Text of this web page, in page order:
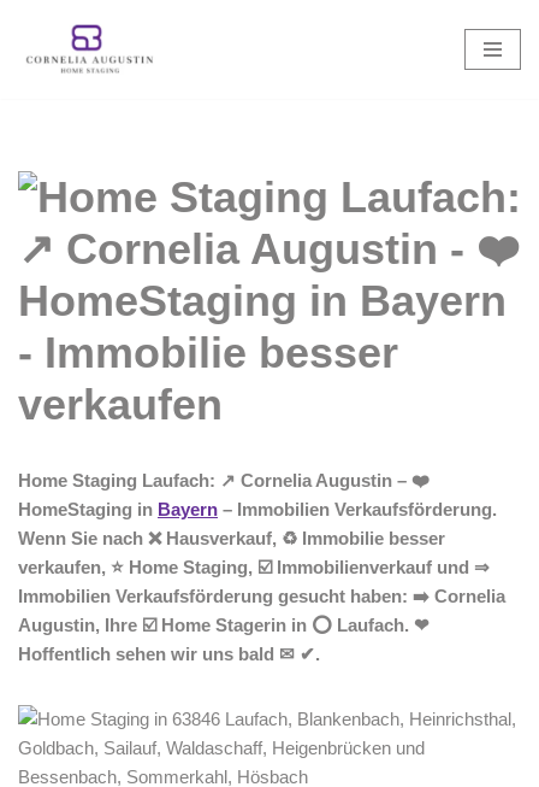
Zum
Home Staging Laufach: ↗️ Cornelia Augustin – ❤️
HomeStaging in Bayern – Immobilien Verkaufsförderung.
Wenn Sie nach ❌ Hausverkauf, ♻ Immobilie besser
verkaufen, ⭐ Home Staging, ☑️ Immobilienverkauf und ⇒
Immobilien Verkaufsförderung gesucht haben: ➡️ Cornelia
Augustin, Ihre ☑️ Home Stagerin in ⭕ Laufach. ❤
Hoffentlich sehen wir uns bald ✉ ✔.